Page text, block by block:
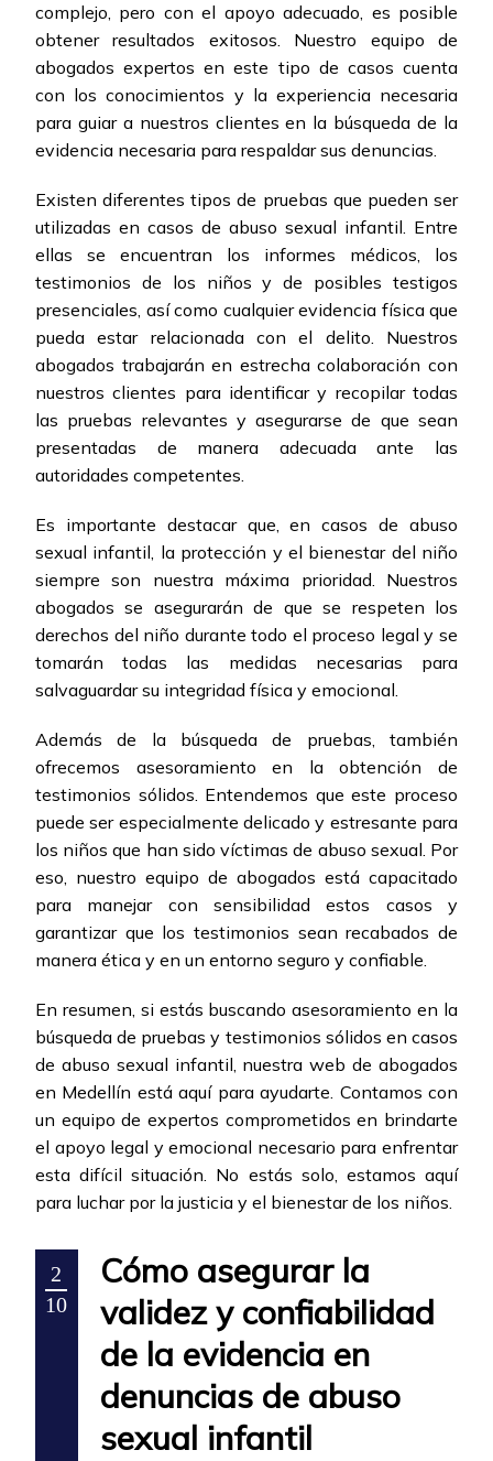
complejo, pero con el apoyo adecuado, es posible
obtener resultados exitosos. Nuestro equipo de
abogados expertos en este tipo de casos cuenta
con los conocimientos y la experiencia necesaria
para guiar a nuestros clientes en la búsqueda de la
evidencia necesaria para respaldar sus denuncias.
Existen diferentes tipos de pruebas que pueden ser
utilizadas en casos de abuso sexual infantil. Entre
ellas se encuentran los informes médicos, los
testimonios de los niños y de posibles testigos
presenciales, así como cualquier evidencia física que
pueda estar relacionada con el delito. Nuestros
abogados trabajarán en estrecha colaboración con
nuestros clientes para identificar y recopilar todas
las pruebas relevantes y asegurarse de que sean
presentadas de manera adecuada ante las
autoridades competentes.
Es importante destacar que, en casos de abuso
sexual infantil, la protección y el bienestar del niño
siempre son nuestra máxima prioridad. Nuestros
abogados se asegurarán de que se respeten los
derechos del niño durante todo el proceso legal y se
tomarán todas las medidas necesarias para
salvaguardar su integridad física y emocional.
Además de la búsqueda de pruebas, también
ofrecemos asesoramiento en la obtención de
testimonios sólidos. Entendemos que este proceso
puede ser especialmente delicado y estresante para
los niños que han sido víctimas de abuso sexual. Por
eso, nuestro equipo de abogados está capacitado
para manejar con sensibilidad estos casos y
garantizar que los testimonios sean recabados de
manera ética y en un entorno seguro y confiable.
En resumen, si estás buscando asesoramiento en la
búsqueda de pruebas y testimonios sólidos en casos
de abuso sexual infantil, nuestra web de abogados
en Medellín está aquí para ayudarte. Contamos con
un equipo de expertos comprometidos en brindarte
el apoyo legal y emocional necesario para enfrentar
esta difícil situación. No estás solo, estamos aquí
para luchar por la justicia y el bienestar de los niños.
2
10
Cómo asegurar la
validez y confiabilidad
de la evidencia en
denuncias de abuso
sexual infantil